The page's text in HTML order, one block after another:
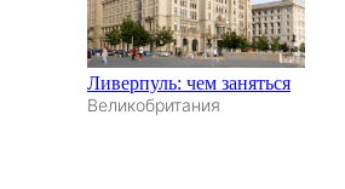
Ливерпуль: чем заняться
Великобритания